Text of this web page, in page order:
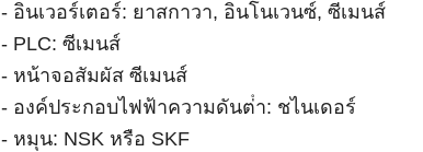
- อินเวอร์เตอร์: ยาสกาวา, อินโนเวนซ์, ซีเมนส์
- PLC: ซีเมนส์
- หน้าจอสัมผัส ซีเมนส์
- องค์ประกอบไฟฟ้าความดันต่ํา: ชไนเดอร์
- หมุน: NSK หรือ SKF